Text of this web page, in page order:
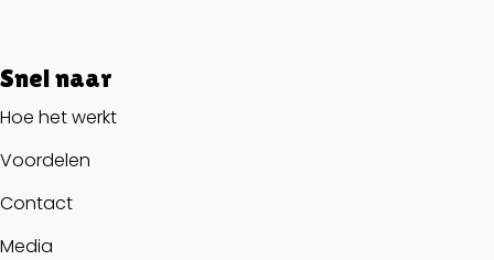
Snel naar
Hoe het werkt
Voordelen
Contact
Media